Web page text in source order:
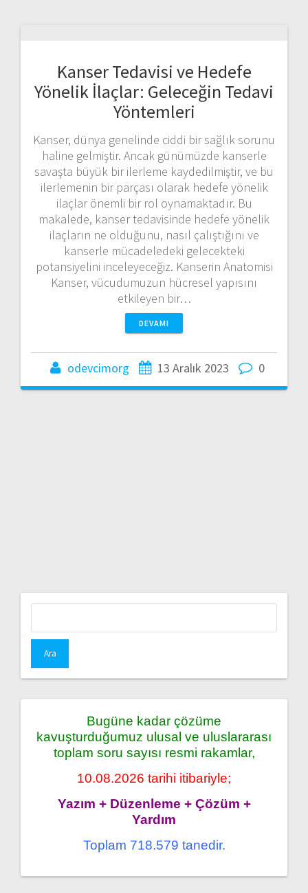
Kanser Tedavisi ve Hedefe
Yönelik İlaçlar: Geleceğin Tedavi
Yöntemleri
Kanser, dünya genelinde ciddi bir sağlık sorunu
haline gelmiştir. Ancak günümüzde kanserle
savaşta büyük bir ilerleme kaydedilmiştir, ve bu
ilerlemenin bir parçası olarak hedefe yönelik
ilaçlar önemli bir rol oynamaktadır. Bu
makalede, kanser tedavisinde hedefe yönelik
ilaçların ne olduğunu, nasıl çalıştığını ve
kanserle mücadeledeki gelecekteki
potansiyelini inceleyeceğiz. Kanserin Anatomisi
Kanser, vücudumuzun hücresel yapısını
etkileyen bir…
DEVAMI
odevcimorg 13 Aralık 2023 0
Bugüne kadar çözüme
kavuşturduğumuz ulusal ve uluslararası
toplam soru sayısı resmi rakamlar,
10.08.2026 tarihi itibariyle;
Yazım + Düzenleme + Çözüm +
Yardım
Toplam 718.579 tanedir.